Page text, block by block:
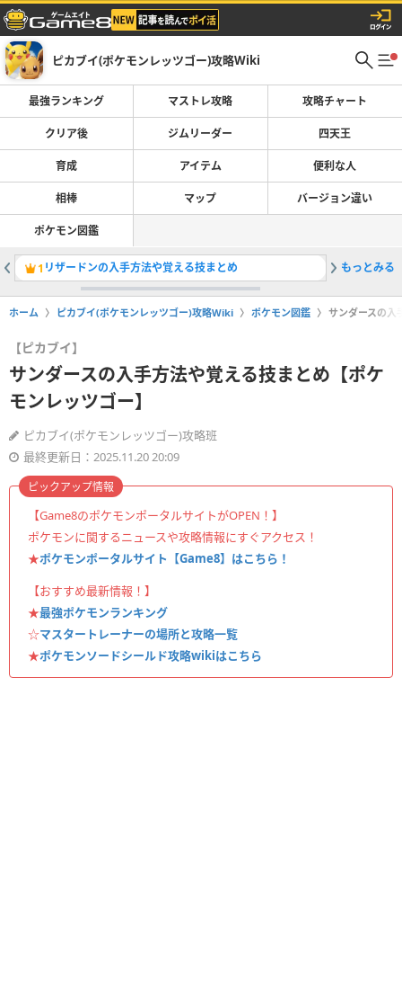
ピカブイ(ポケモンレッツゴー)攻略Wiki
最強ランキング マストレ攻略 攻略チャート
クリア後 ジムリーダー 四天王
育成 アイテム 便利な人
相棒 マップ バージョン違い
ポケモン図鑑
1 リザードンの入手方法や覚える技まとめ 2ジムリ
もっとみる
ホーム ピカブイ(ポケモンレッツゴー)攻略Wiki ポケモン図鑑 サンダースの入
【ピカブイ】
サンダースの入手方法や覚える技まとめ【ポケ
モンレッツゴー】
ピカブイ(ポケモンレッツゴー)攻略班
最終更新日：2025.11.20 20:09
【Game8のポケモンポータルサイトがOPEN！】
ポケモンに関するニュースや攻略情報にすぐアクセス！
★ポケモンポータルサイト【Game8】はこちら！
【おすすめ最新情報！】
★最強ポケモンランキング
☆マスタートレーナーの場所と攻略一覧
★ポケモンソードシールド攻略wikiはこちら
ピックアップ情報